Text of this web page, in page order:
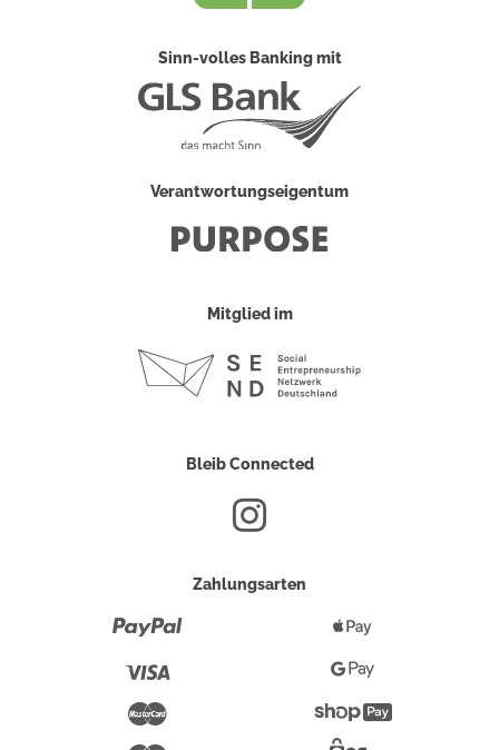
Sinn-volles Banking mit
Verantwortungseigentum
Mitglied im
Bleib Connected
Zahlungsarten
Pay
Google
Pay